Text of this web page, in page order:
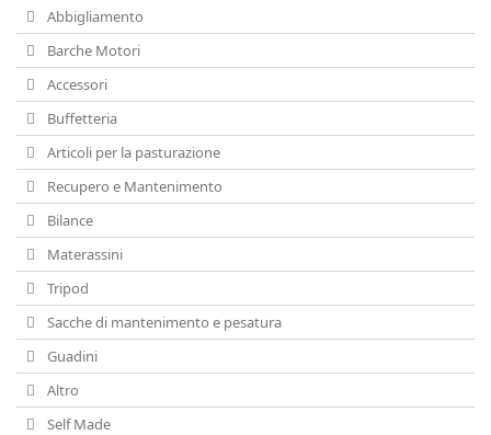
Abbigliamento
Barche Motori
Accessori
Buffetteria
Articoli per la pasturazione
Recupero e Mantenimento
Bilance
Materassini
Tripod
Sacche di mantenimento e pesatura
Guadini
Altro
Self Made